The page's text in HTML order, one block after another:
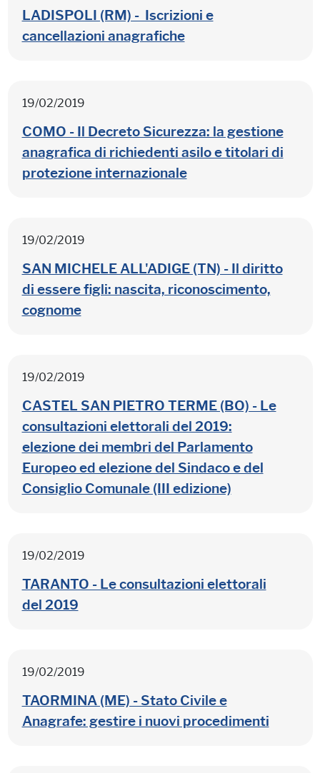
LADISPOLI (RM) - Iscrizioni e
cancellazioni anagrafiche
19/02/2019
COMO - Il Decreto Sicurezza: la gestione
anagrafica di richiedenti asilo e titolari di
protezione internazionale
19/02/2019
SAN MICHELE ALL'ADIGE (TN) - Il diritto
di essere figli: nascita, riconoscimento,
cognome
19/02/2019
CASTEL SAN PIETRO TERME (BO) - Le
consultazioni elettorali del 2019:
elezione dei membri del Parlamento
Europeo ed elezione del Sindaco e del
Consiglio Comunale (III edizione)
19/02/2019
TARANTO - Le consultazioni elettorali
del 2019
19/02/2019
TAORMINA (ME) - Stato Civile e
Anagrafe: gestire i nuovi procedimenti